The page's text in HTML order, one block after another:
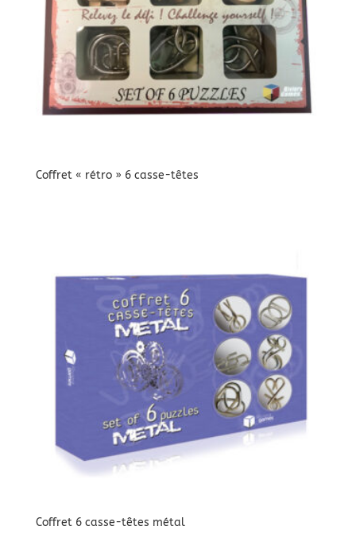
Coffret « rétro » 6 casse-têtes
Coffret 6 casse-têtes métal